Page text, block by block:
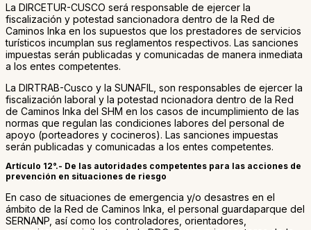
La DIRCETUR-CUSCO será responsable de ejercer la
fiscalización y potestad sancionadora dentro de la Red de
Caminos Inka en los supuestos que los prestadores de servicios
turísticos incumplan sus reglamentos respectivos. Las sanciones
impuestas serán publicadas y comunicadas de manera inmediata
a los entes competentes.
La DIRTRAB-Cusco y la SUNAFIL, son responsables de ejercer la
fiscalización laboral y la potestad ncionadora dentro de la Red
de Caminos Inka del SHM en los casos de incumplimiento de las
normas que regulan las condiciones labores del personal de
apoyo (porteadores y cocineros). Las sanciones impuestas
serán publicadas y comunicadas a los entes competentes.
Artículo 12°.- De las autoridades competentes para las acciones de
prevención en situaciones de riesgo
En caso de situaciones de emergencia y/o desastres en el
ámbito de la Red de Caminos Inka, el personal guardaparque del
SERNANP, así como los controladores, orientadores,